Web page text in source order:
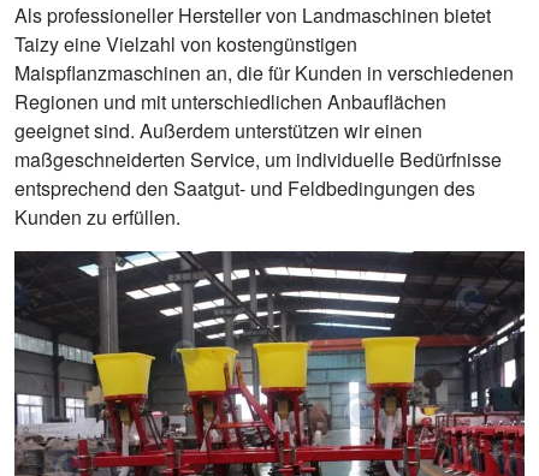
Als professioneller Hersteller von Landmaschinen bietet
Taizy eine Vielzahl von kostengünstigen
Maispflanzmaschinen an, die für Kunden in verschiedenen
Regionen und mit unterschiedlichen Anbauflächen
geeignet sind. Außerdem unterstützen wir einen
maßgeschneiderten Service, um individuelle Bedürfnisse
entsprechend den Saatgut- und Feldbedingungen des
Kunden zu erfüllen.